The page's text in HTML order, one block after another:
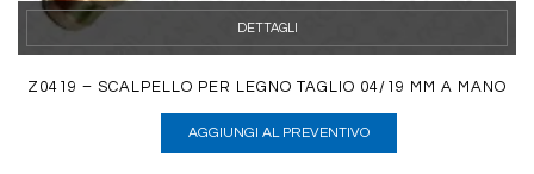
DETTAGLI
Z0419 – SCALPELLO PER LEGNO TAGLIO 04/19 MM A MANO
AGGIUNGI AL PREVENTIVO